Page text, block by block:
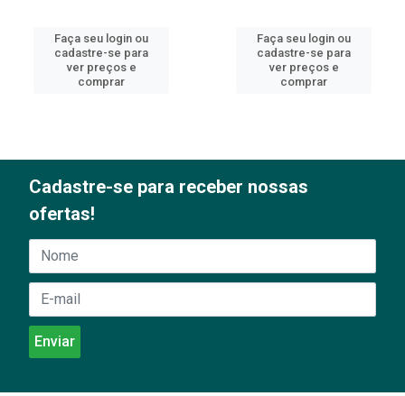
Faça seu login ou
cadastre-se para
ver preços e
comprar
Faça seu login ou
cadastre-se para
ver preços e
comprar
Cadastre-se para receber nossas
ofertas!